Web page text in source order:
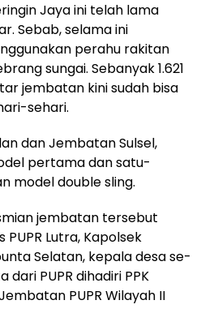
Jaya ini telah lama
Sebab, selama ini
perahu rakitan
sungai. Sebanyak 1.621
jembatan kini sudah bisa
sehari.
dan Jembatan Sulsel,
pertama dan satu-
model double sling.
jembatan tersebut
PUPR Lutra, Kapolsek
Selatan, kepala desa se-
PUPR dihadiri PPK
PUPR Wilayah II